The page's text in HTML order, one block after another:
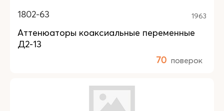
1802-63 1963
Аттенюаторы коаксиальные переменные
Д2-13
70 поверок